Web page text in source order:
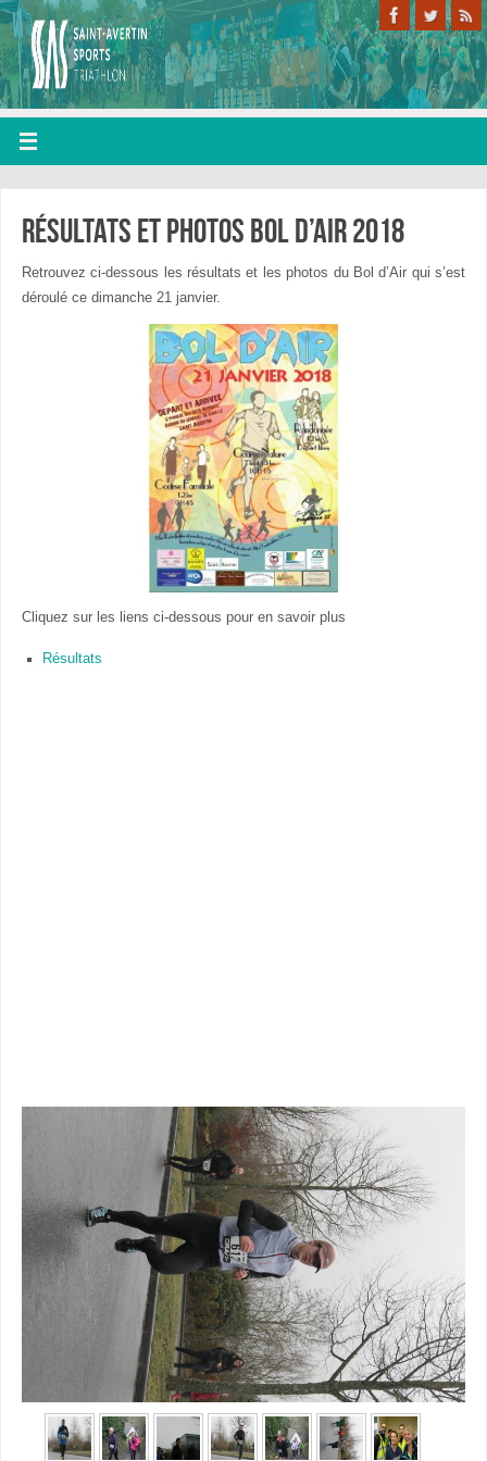
Résultats et photos bol d’air 2018
Retrouvez ci-dessous les résultats et les photos du Bol d’Air qui s’est
déroulé ce dimanche 21 janvier.
Cliquez sur les liens ci-dessous pour en savoir plus
Résultats